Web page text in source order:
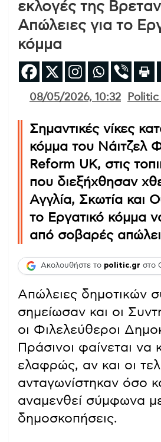
εκλογές της
Απώλειες για το
κόμμα
08/05/2026, 10:32 Politic
Σημαντικές νίκες
κόμμα του Νάιτζελ
Reform UK, στις
που διεξήχθησαν
Αγγλία, Σκωτία και
το Εργατικό κόμμα
από σοβαρές
Ακολουθήστε το politic.gr στο
Απώλειες δημοτικών
σημείωσαν και οι
οι Φιλελεύθεροι
Πράσινοι φαίνεται να
ελαφρώς, αν και οι
ανταγωνίστηκαν όσο
αναμενθεί σύμφωνα
δημοσκοπήσεις.